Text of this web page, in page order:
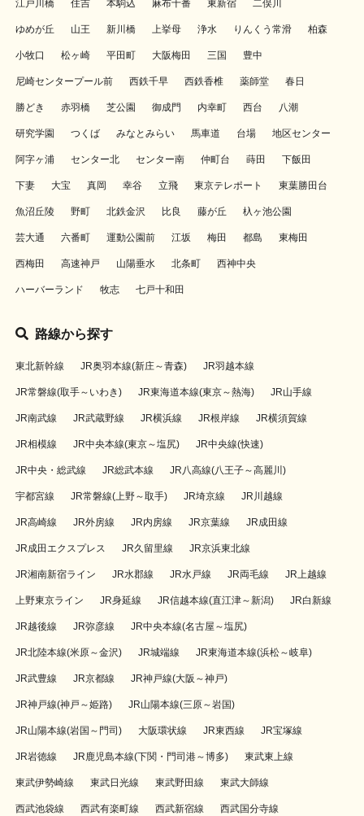
江戸川橋 住吉 本駒込 麻布十番 東新宿 二俣川
ゆめが丘 山王 新川橋 上挙母 浄水 りんくう常滑 柏森
小牧口 松ヶ崎 平田町 大阪梅田 三国 豊中
尼崎センタープール前 西鉄千早 西鉄香椎 薬師堂 春日
勝どき 赤羽橋 芝公園 御成門 内幸町 西台 八潮
研究学園 つくば みなとみらい 馬車道 台場 地区センター
阿字ヶ浦 センター北 センター南 仲町台 蒔田 下飯田
下妻 大宝 真岡 幸谷 立飛 東京テレポート 東葉勝田台
魚沼丘陵 野町 北鉄金沢 比良 藤が丘 杁ヶ池公園
芸大通 六番町 運動公園前 江坂 梅田 都島 東梅田
西梅田 高速神戸 山陽垂水 北条町 西神中央
ハーバーランド 牧志 七戸十和田
路線から探す
東北新幹線 JR奥羽本線(新庄～青森) JR羽越本線
JR常磐線(取手～いわき) JR東海道本線(東京～熱海) JR山手線
JR南武線 JR武蔵野線 JR横浜線 JR根岸線 JR横須賀線
JR相模線 JR中央本線(東京～塩尻) JR中央線(快速)
JR中央・総武線 JR総武本線 JR八高線(八王子～高麗川)
宇都宮線 JR常磐線(上野～取手) JR埼京線 JR川越線
JR高崎線 JR外房線 JR内房線 JR京葉線 JR成田線
JR成田エクスプレス JR久留里線 JR京浜東北線
JR湘南新宿ライン JR水郡線 JR水戸線 JR両毛線 JR上越線
上野東京ライン JR身延線 JR信越本線(直江津～新潟) JR白新線
JR越後線 JR弥彦線 JR中央本線(名古屋～塩尻)
JR北陸本線(米原～金沢) JR城端線 JR東海道本線(浜松～岐阜)
JR武豊線 JR京都線 JR神戸線(大阪～神戸)
JR神戸線(神戸～姫路) JR山陽本線(三原～岩国)
JR山陽本線(岩国～門司) 大阪環状線 JR東西線 JR宝塚線
JR岩徳線 JR鹿児島本線(下関・門司港～博多) 東武東上線
東武伊勢崎線 東武日光線 東武野田線 東武大師線
西武池袋線 西武有楽町線 西武新宿線 西武国分寺線